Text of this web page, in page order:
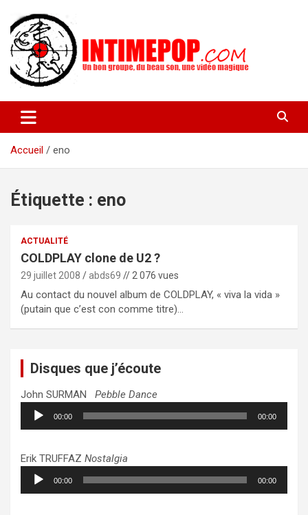
contenu
intimepop.com
actuelles pop rock, post-rock, indé sur Lyon. rock pop concert
lyon
Accueil
eno
Étiquette : eno
ACTUALITÉ
COLDPLAY clone de U2 ?
29 juillet 2008 abds69 // 2 076 vues
Au contact du nouvel album de COLDPLAY, « viva la vida »
(putain que c’est con comme titre)…
Disques que j’écoute
John SURMAN Pebble Dance
Lecteur
audio
00:00 00:00
Erik TRUFFAZ Nostalgia
Lecteur
audio
00:00 00:00